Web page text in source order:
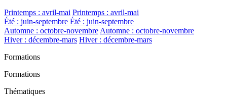
Printemps : avril-mai Printemps : avril-mai
Été : juin-septembre Été : juin-septembre
Automne : octobre-novembre Automne : octobre-novembre
Hiver : décembre-mars Hiver : décembre-mars
Formations
Formations
Thématiques